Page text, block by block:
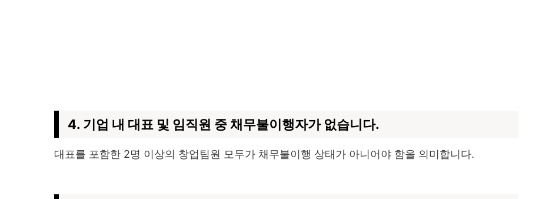
4. 기업 내 대표 및 임직원 중 채무불이행자가 없습니다.
대표를 포함한 2명 이상의 창업팀원 모두가 채무불이행 상태가 아니어야 함을 의미합니다.